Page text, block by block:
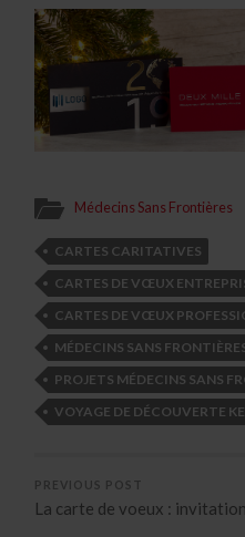
Médecins Sans Frontières
CARTES CARITATIVES
CARTES DE VŒUX
CARTES DE VŒUX
MÉDECINS SANS
PROJETS MÉDECINS SANS
VOYAGE DE DÉCOUVERTE
PREVIOUS POST
La carte de voeux :